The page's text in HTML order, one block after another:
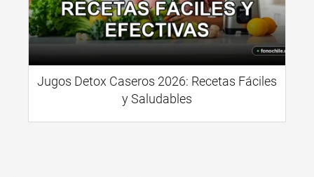
Jugos Detox Caseros 2026: Recetas Fáciles
y Saludables